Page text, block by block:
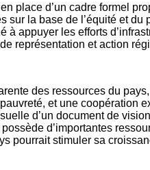
place d’un cadre formel
sur la base de l’équité et
à appuyer les efforts
représentation et action
des ressources du
et une
d’un document de
d’importantes
pourrait stimuler sa